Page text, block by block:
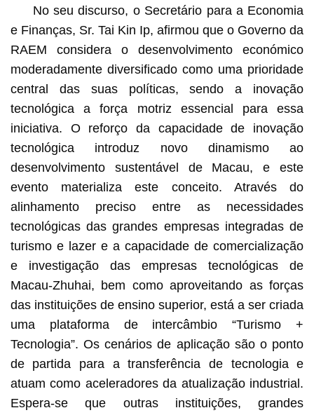
No seu discurso, o Secretário para a Economia
e Finanças, Sr. Tai Kin Ip, afirmou que o Governo da
RAEM considera o desenvolvimento económico
moderadamente diversificado como uma prioridade
central das suas políticas, sendo a inovação
tecnológica a força motriz essencial para essa
iniciativa. O reforço da capacidade de inovação
tecnológica introduz novo dinamismo ao
desenvolvimento sustentável de Macau, e este
evento materializa este conceito. Através do
alinhamento preciso entre as necessidades
tecnológicas das grandes empresas integradas de
turismo e lazer e a capacidade de comercialização
e investigação das empresas tecnológicas de
Macau-Zhuhai, bem como aproveitando as forças
das instituições de ensino superior, está a ser criada
uma plataforma de intercâmbio “Turismo +
Tecnologia”. Os cenários de aplicação são o ponto
de partida para a transferência de tecnologia e
atuam como aceleradores da atualização industrial.
Espera-se que outras instituições, grandes